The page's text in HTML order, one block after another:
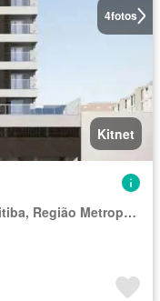
4fotos
Kitnet
Região Geográfica Imediata de Curitiba, Região Metropolitana de Curitiba